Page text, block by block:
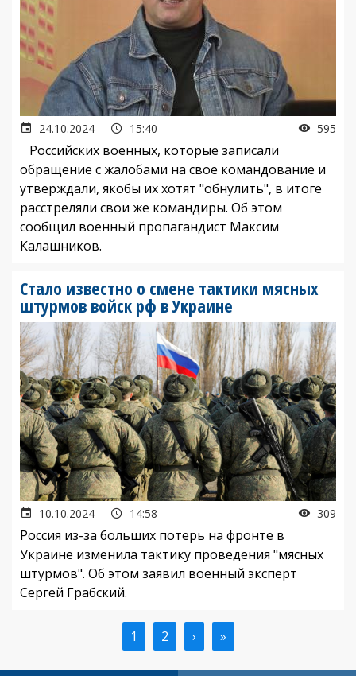
24.10.2024 15:40 595
Российских военных, которые записали
обращение с жалобами на свое командование и
утверждали, якобы их хотят "обнулить", в итоге
расстреляли свои же командиры. Об этом
сообщил военный пропагандист Максим
Калашников.
Стало известно о смене тактики мясных
штурмов войск рф в Украине
10.10.2024 14:58 309
Россия из-за больших потерь на фронте в
Украине изменила тактику проведения "мясных
штурмов". Об этом заявил военный эксперт
Сергей Грабский.
Текущая
страница
1 Страница
2 Следующая
страница
› Последняя
страница
»